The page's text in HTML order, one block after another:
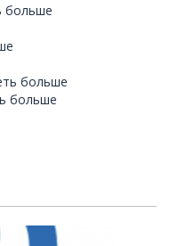
больше
больше
больше